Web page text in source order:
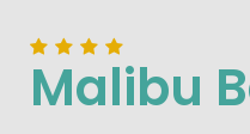
Malibu